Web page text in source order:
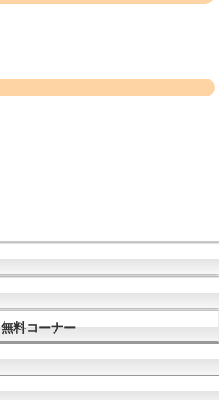
無料コーナー